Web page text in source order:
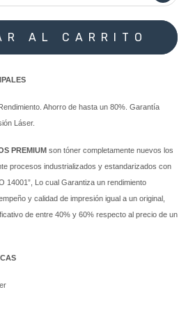
Ahorro de hasta un 80%. Garantía
Láser.
PREMIUM son tóner completamente nuevos los
procesos industrializados y estandarizados con
14001”, Lo cual Garantiza un rendimiento
y calidad de impresión igual a un original,
de entre 40% y 60% respecto al precio de un